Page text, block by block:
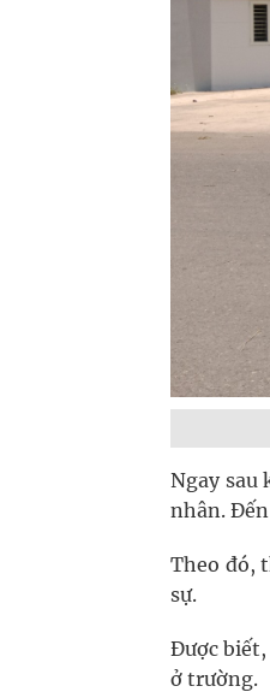
Ngay sau
nhân.
Theo đó,
sự.
Được
ở trường.